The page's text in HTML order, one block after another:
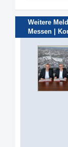
Weitere
Messen |